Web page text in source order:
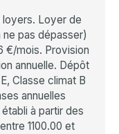
loyers. Loyer de
pas dépasser)
€/mois. Provision
annuelle. Dépôt
Classe climat B
annuelles
à partir des
1100.00 et